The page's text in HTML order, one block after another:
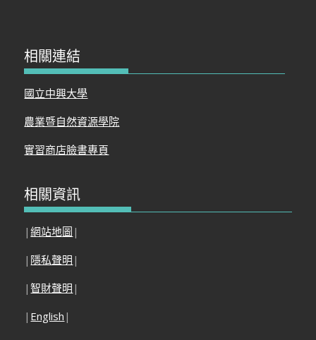
相關連結
國立中興大學
農業暨自然資源學院
實習商店臉書專頁
相關資訊
|網站地圖 |
| 隱私聲明 |
|智財聲明 |
| English |